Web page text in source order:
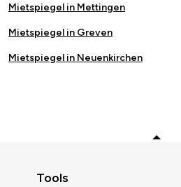
Mietspiegel in Mettingen
Mietspiegel in Greven
Mietspiegel in Neuenkirchen
Tools